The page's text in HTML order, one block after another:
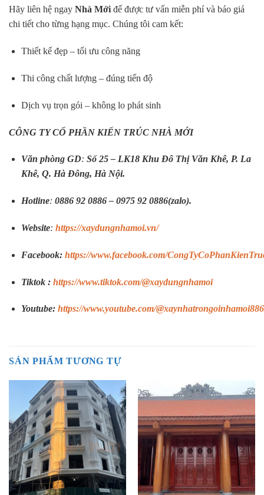
Hãy liên hệ ngay Nhà Mớiđể được tư vấn miễn phí và báo giá
chi tiết cho từng hạng mục. Chúng tôi cam kết:
Thiết kế đẹp – tối ưu công năng
Thi công chất lượng – đúng tiến độ
Dịch vụ trọn gói – không lo phát sinh
CÔNG TY CỔ PHẦN KIẾN TRÚC NHÀ MỚI
Văn phòng GD: Số 25 – LK18 Khu Đô Thị Văn Khê, P. La
Khê, Q. Hà Đông, Hà Nội.
Hotline: 0886 92 0886 – 0975 92 0886(zalo).
Website: https://xaydungnhamoi.vn/
Facebook: https://www.facebook.com/
Tiktok : https://www.tiktok.com/@xaydungnhamoi
Youtube: https://www.youtube.com/@xaynhatrongoinhamoi886
SẢN PHẨM TƯƠNG TỰ